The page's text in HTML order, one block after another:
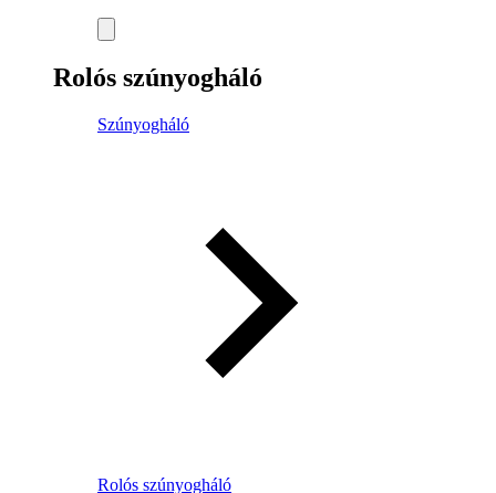
Rolós szúnyogháló
Szúnyogháló
Rolós szúnyogháló